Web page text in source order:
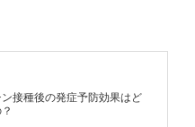
接種後の発症予防効果はど